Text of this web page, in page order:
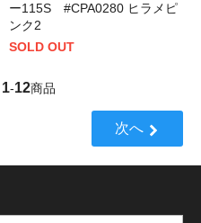
ー115S #CPA0280 ヒラメピ
ンク2
SOLD OUT
1-12商品
次へ